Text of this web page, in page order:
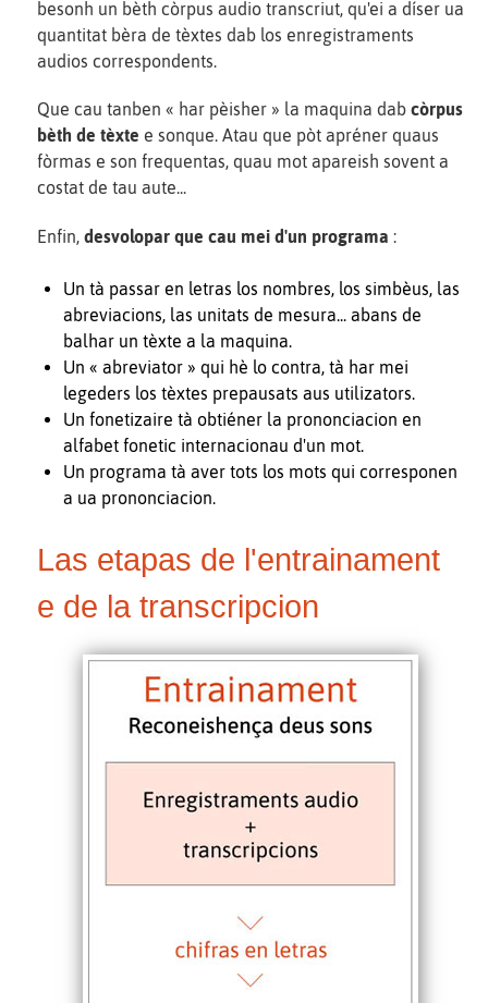
besonh un bèth còrpus audio transcriut, qu'ei a díser ua
quantitat bèra de tèxtes dab los enregistraments
audios correspondents.
Que cau tanben « har pèisher » la maquina dab còrpus
bèth de tèxte e sonque. Atau que pòt apréner quaus
fòrmas e son frequentas, quau mot apareish sovent a
costat de tau aute...
Enfin, desvolopar que cau mei d'un programa :
Un tà passar en letras los nombres, los simbèus, las
abreviacions, las unitats de mesura... abans de
balhar un tèxte a la maquina.
Un « abreviator » qui hè lo contra, tà har mei
legeders los tèxtes prepausats aus utilizators.
Un fonetizaire tà obtiéner la prononciacion en
alfabet fonetic internacionau d'un mot.
Un programa tà aver tots los mots qui corresponen
a ua prononciacion.
Las etapas de l'entrainament
e de la transcripcion